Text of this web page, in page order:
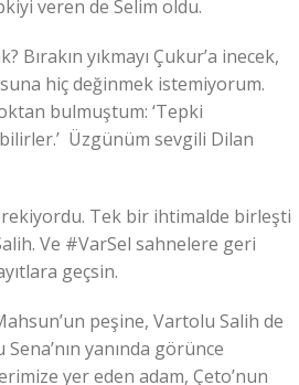
veren de Selim oldu.
Bırakın yıkmayı Çukur’a inecek,
hiç değinmek istemiyorum.
bulmuştum: ‘Tepki
Üzgünüm sevgili Dilan
Tek bir ihtimalde birleşti
Ve #VarSel sahnelere geri
geçsin.
peşine, Vartolu Salih de
yanında görünce
yer eden adam, Çeto’nun